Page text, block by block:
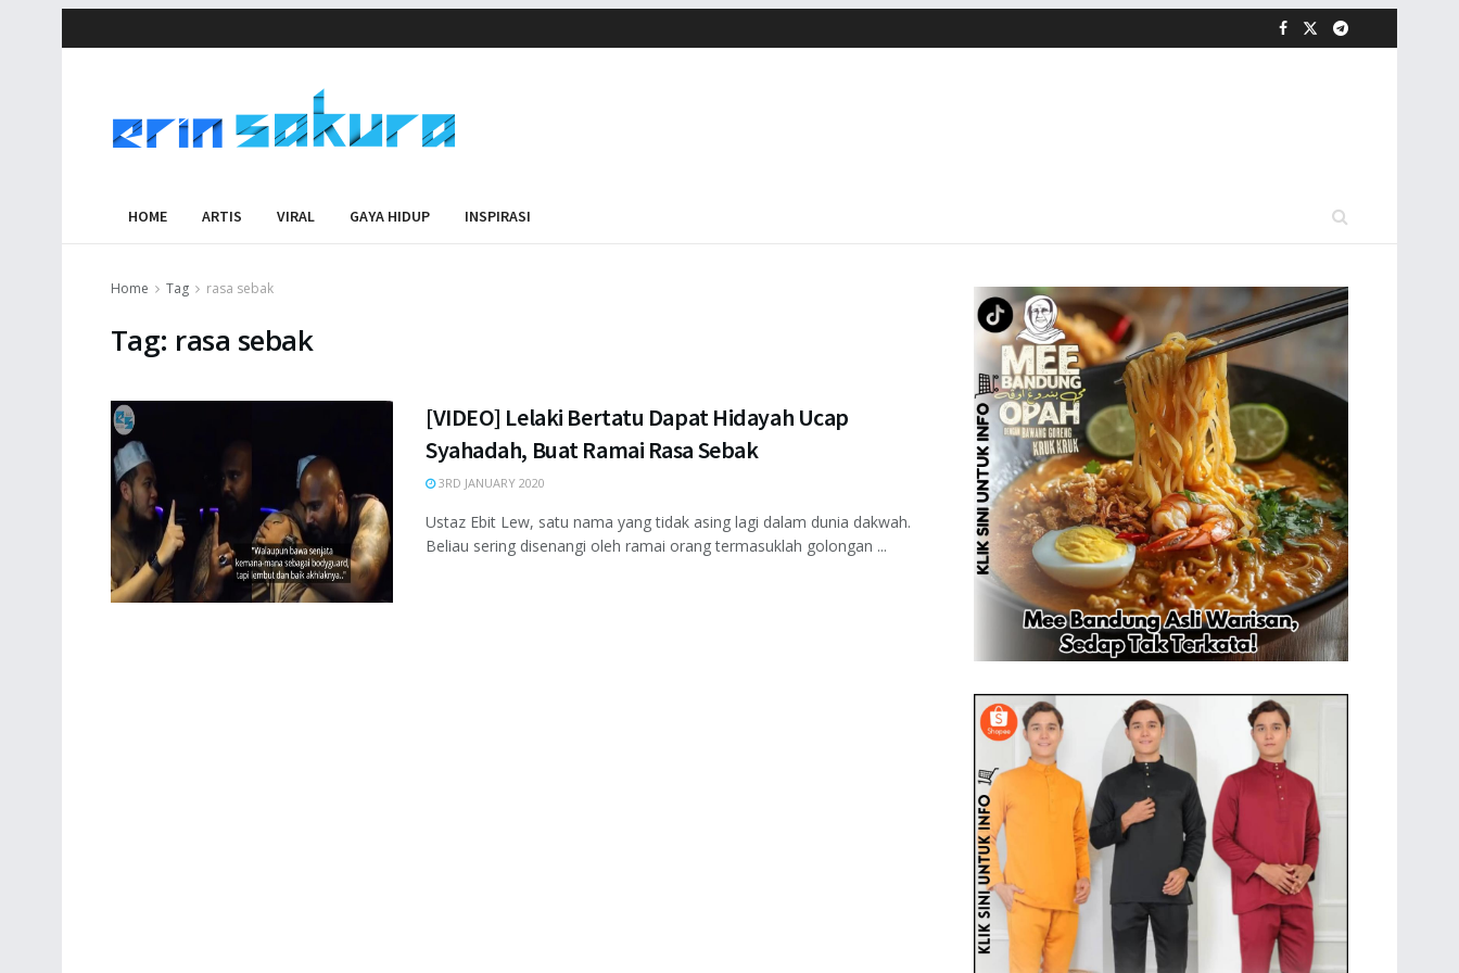
HOME ARTIS VIRAL GAYA HIDUP INSPIRASI
Home Tag rasa sebak
Tag: rasa sebak
[VIDEO] Lelaki Bertatu Dapat Hidayah Ucap
Syahadah, Buat Ramai Rasa Sebak
3RD JANUARY 2020
Ustaz Ebit Lew, satu nama yang tidak asing lagi dalam dunia dakwah.
Beliau sering disenangi oleh ramai orang termasuklah golongan ...